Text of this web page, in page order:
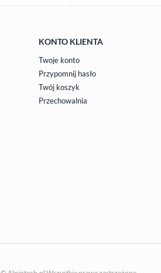
KONTO KLIENTA
Twoje konto
Przypomnij hasło
Twój koszyk
Przechowalnia